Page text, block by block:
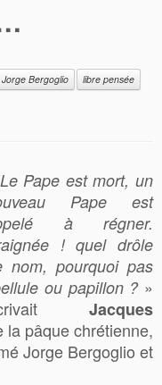
Jorge Bergoglio
libre pensée
Le Pape est mort, un
Pape est
à régner.
! quel drôle
nom, pourquoi pas
ou papillon ?»
Jacques
la pâque chrétienne,
Jorge Bergoglio et